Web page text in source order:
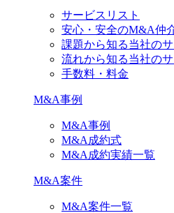
サービスリスト
安心・安全のM&A仲
課題から知る当社の
流れから知る当社の
手数料・料金
M&A事例
M&A事例
M&A成約式
M&A成約実績一覧
M&A案件
M&A案件一覧